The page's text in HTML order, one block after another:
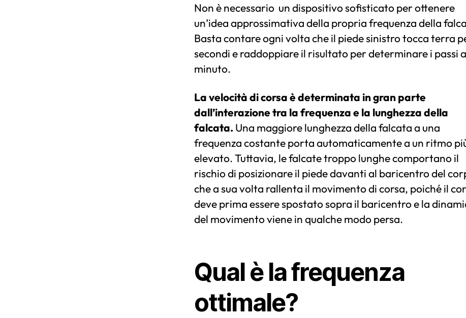
Non è necessario un dispositivo sofisticato per ottenere
un’idea approssimativa della propria frequenza della
Basta contare ogni volta che il piede sinistro tocca terra
secondi e raddoppiare il risultato per determinare i passi
minuto.
La velocità di corsa è determinata in gran parte
dall’interazione tra la frequenza e la lunghezza della
falcata. Una maggiore lunghezza della falcata a una
frequenza costante porta automaticamente a un ritmo
elevato. Tuttavia, le falcate troppo lunghe comportano il
rischio di posizionare il piede davanti al baricentro del
che a sua volta rallenta il movimento di corsa, poiché il
deve prima essere spostato sopra il baricentro e la
del movimento viene in qualche modo persa.
Qual è la frequenza
ottimale?